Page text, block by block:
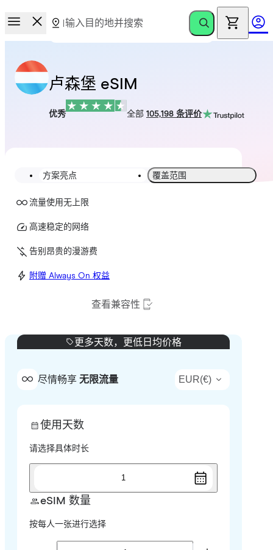
卢森堡 eSIM
优秀 全部 105,198 条评价
方案亮点 覆盖范围
流量使用无上限
高速稳定的网络
告别昂贵的漫游费
附赠 Always On 权益
查看兼容性
更多天数，更低日均价格
尽情畅享 无限流量 EUR(€)
使用天数
请选择具体时长
1
eSIM 数量
按每人一张进行选择